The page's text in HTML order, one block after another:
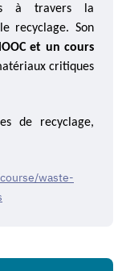
à travers la
recyclage. Son
et un cours
critiques
de recyclage,
waste-